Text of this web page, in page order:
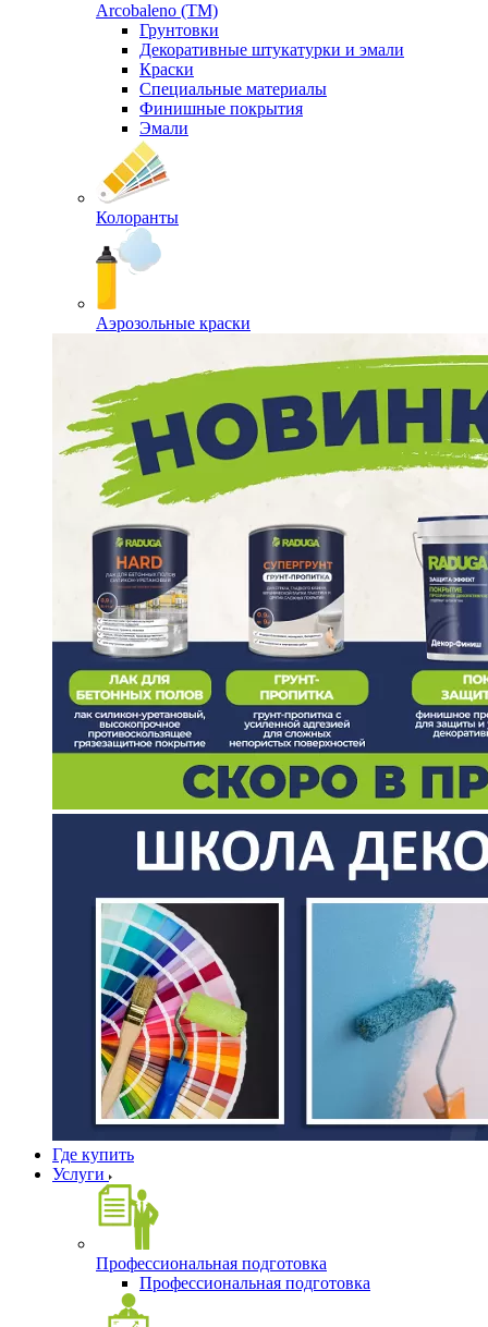
Arcobaleno (ТМ)
Грунтовки
Декоративные штукатурки и эмали
Краски
Специальные материалы
Финишные покрытия
Эмали
Колоранты
Аэрозольные краски
Где купить
Услуги
Профессиональная подготовка
Профессиональная подготовка